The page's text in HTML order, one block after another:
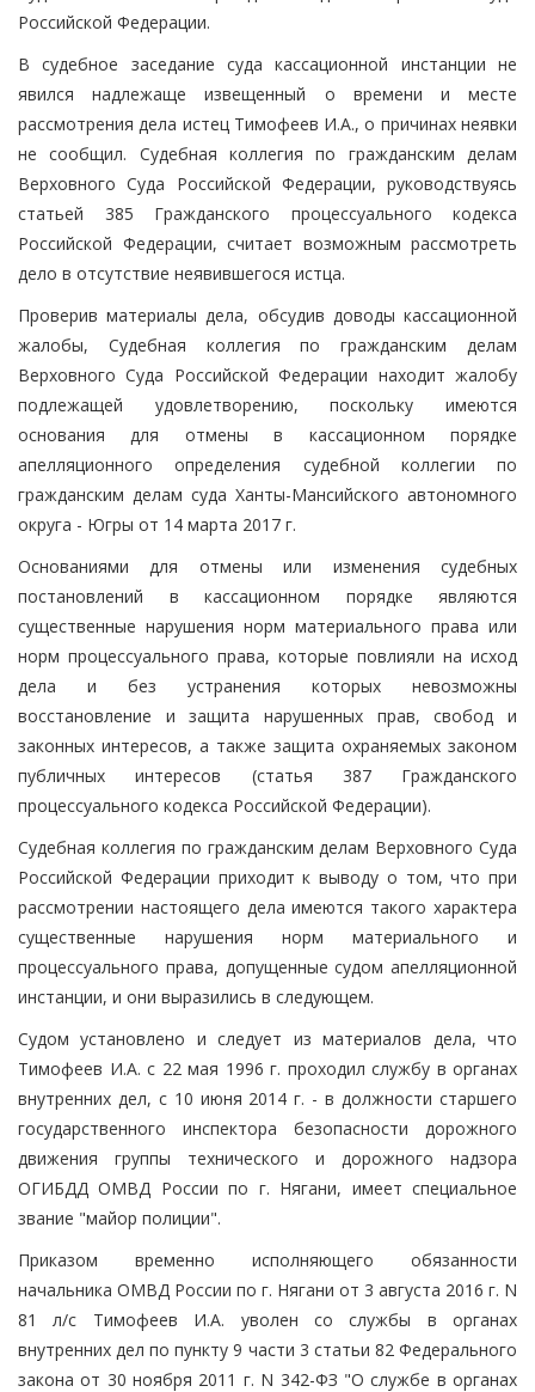
Российской Федерации.
В судебное заседание суда кассационной инстанции не
явился надлежаще извещенный о времени и месте
рассмотрения дела истец Тимофеев И.А., о причинах неявки
не сообщил. Судебная коллегия по гражданским делам
Верховного Суда Российской Федерации, руководствуясь
статьей 385 Гражданского процессуального кодекса
Российской Федерации, считает возможным рассмотреть
дело в отсутствие неявившегося истца.
Проверив материалы дела, обсудив доводы кассационной
жалобы, Судебная коллегия по гражданским делам
Верховного Суда Российской Федерации находит жалобу
подлежащей удовлетворению, поскольку имеются
основания для отмены в кассационном порядке
апелляционного определения судебной коллегии по
гражданским делам суда Ханты-Мансийского автономного
округа - Югры от 14 марта 2017 г.
Основаниями для отмены или изменения судебных
постановлений в кассационном порядке являются
существенные нарушения норм материального права или
норм процессуального права, которые повлияли на исход
дела и без устранения которых невозможны
восстановление и защита нарушенных прав, свобод и
законных интересов, а также защита охраняемых законом
публичных интересов (статья 387 Гражданского
процессуального кодекса Российской Федерации).
Судебная коллегия по гражданским делам Верховного Суда
Российской Федерации приходит к выводу о том, что при
рассмотрении настоящего дела имеются такого характера
существенные нарушения норм материального и
процессуального права, допущенные судом апелляционной
инстанции, и они выразились в следующем.
Судом установлено и следует из материалов дела, что
Тимофеев И.А. с 22 мая 1996 г. проходил службу в органах
внутренних дел, с 10 июня 2014 г. - в должности старшего
государственного инспектора безопасности дорожного
движения группы технического и дорожного надзора
ОГИБДД ОМВД России по г. Нягани, имеет специальное
звание "майор полиции".
Приказом временно исполняющего обязанности
начальника ОМВД России по г. Нягани от 3 августа 2016 г. N
81 л/с Тимофеев И.А. уволен со службы в органах
внутренних дел по пункту 9 части 3 статьи 82 Федерального
закона от 30 ноября 2011 г. N 342-ФЗ "О службе в органах